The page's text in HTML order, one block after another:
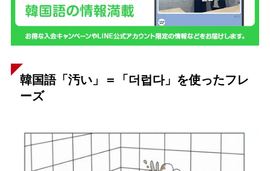
韓国語「汚い」＝「더럽다」を使ったフレ
ーズ